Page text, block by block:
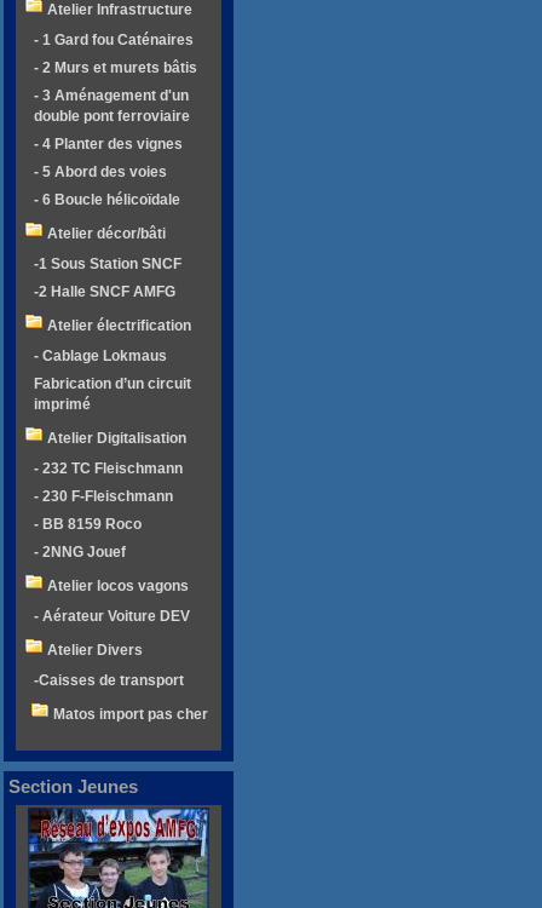
Atelier Infrastructure
- 1 Gard fou Caténaires
- 2 Murs et murets bâtis
- 3 Aménagement d'un
double pont ferroviaire
- 4 Planter des vignes
- 5 Abord des voies
- 6 Boucle hélicoïdale
Atelier décor/bâti
-1 Sous Station SNCF
-2 Halle SNCF AMFG
Atelier électrification
- Cablage Lokmaus
Fabrication d’un circuit
imprimé
Atelier Digitalisation
- 232 TC Fleischmann
- 230 F-Fleischmann
- BB 8159 Roco
- 2NNG Jouef
Atelier locos vagons
- Aérateur Voiture DEV
Atelier Divers
-Caisses de transport
Matos import pas cher
Section Jeunes